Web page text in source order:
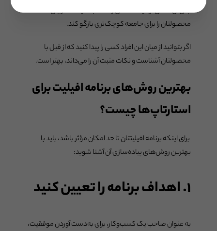
جای آن‌ها می‌توانید شخصی را انتخاب کنید که مزایای
محصولتان را برای جامعه کوچک‌تری بازگو کند.
اگر بتوانید از میان این افراد کسی را پیدا کنید که از قبل با
محصولتان آشناست و نکات مثبت آن را می‌داند، بهتر است.
بهترین روش‌های برنامه افیلیت برای
استارتاپ‌ها چیست؟
برای اینکه برنامه افیلیتتان تا حد امکان مؤثر باشد، باید با
بهترین روش‌های پیاده‌سازی آن آشنا شوید:
۱. اهداف برنامه را تعیین کنید
به عنوان صاحب یک کسب‌وکار، برای به‌دست آوردن موفقیت،